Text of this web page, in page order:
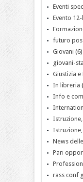
Eventi
Evento
futuro
Giovani (6)
giovani-
Giustizia
In libreria
Info e
Istruzione,
Istruzione,
News
Pari
rass conf